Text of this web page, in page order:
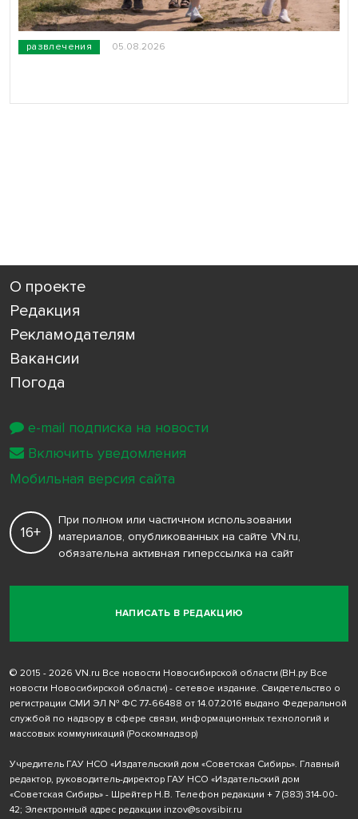
развлечения 05.08.2026
О проекте
Редакция
Рекламодателям
Вакансии
Погода
НАПИСАТЬ В РЕДАКЦИЮ
16+
При полном или частичном использовании
материалов, опубликованных на сайте VN.ru,
обязательна активная гиперссылка на сайт
© 2015 - 2026 VN.ru Все новости Новосибирской области (ВН.ру Все
новости Новосибирской области) - сетевое издание. Свидетельство о
регистрации СМИ ЭЛ № ФС 77-66488 от 14.07.2016 выдано Федеральной
службой по надзору в сфере связи, информационных технологий и
массовых коммуникаций (Роскомнадзор)
Учредитель ГАУ НСО «Издательский дом «Советская Сибирь». Главный
редактор, руководитель-директор ГАУ НСО «Издательский дом
«Советская Сибирь» - Шрейтер Н.В. Телефон редакции + 7 (383) 314-00-
42; Электронный адрес редакции inzov@sovsibir.ru
e-mail подписка на новости
Включить уведомления
Мобильная версия сайта